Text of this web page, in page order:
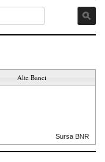
Alte Banci
Sursa BNR